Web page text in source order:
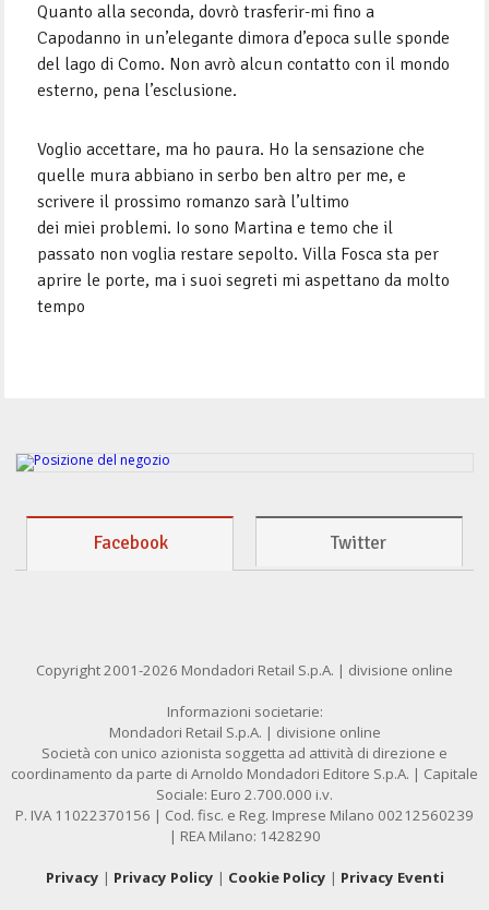
Quanto alla seconda, dovrò trasferir-mi fino a
Capodanno in un’elegante dimora d’epoca sulle sponde
del lago di Como. Non avrò alcun contatto con il mondo
esterno, pena l’esclusione.
Voglio accettare, ma ho paura. Ho la sensazione che
quelle mura abbiano in serbo ben altro per me, e
scrivere il prossimo romanzo sarà l’ultimo
dei miei problemi. Io sono Martina e temo che il
passato non voglia restare sepolto. Villa Fosca sta per
aprire le porte, ma i suoi segreti mi aspettano da molto
tempo
Facebook Twitter
Copyright 2001-2026 Mondadori Retail S.p.A. | divisione online
Informazioni societarie:
Mondadori Retail S.p.A. | divisione online
Società con unico azionista soggetta ad attività di direzione e
coordinamento da parte di Arnoldo Mondadori Editore S.p.A. | Capitale
Sociale: Euro 2.700.000 i.v.
P. IVA 11022370156 | Cod. fisc. e Reg. Imprese Milano 00212560239
| REA Milano: 1428290
Privacy | Privacy Policy | Cookie Policy | Privacy Eventi